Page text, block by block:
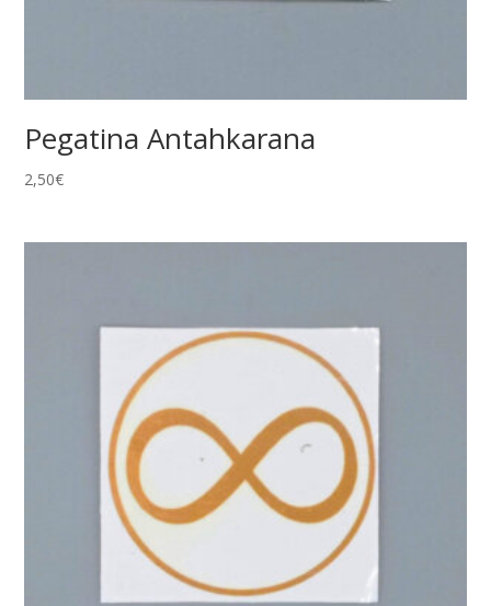
Pegatina Antahkarana
2,50€